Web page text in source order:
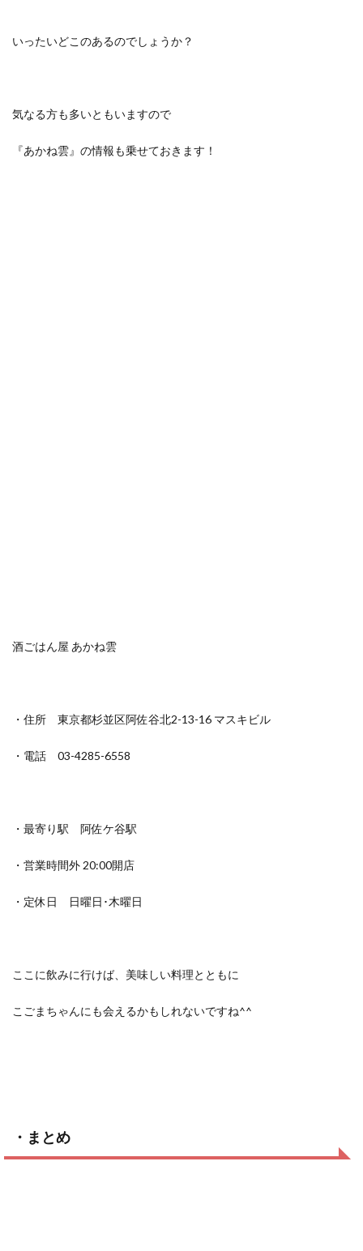
いったいどこのあるのでしょうか？
気なる方も多いともいますので
『あかね雲』の情報も乗せておきます！
酒ごはん屋 あかね雲
・住所 東京都杉並区阿佐谷北2-13-16 マスキビル
・電話 03-4285-6558
・最寄り駅 阿佐ケ谷駅
・営業時間外 20:00開店
・定休日 日曜日･木曜日
ここに飲みに行けば、美味しい料理とともに
こごまちゃんにも会えるかもしれないですね^^
・まとめ